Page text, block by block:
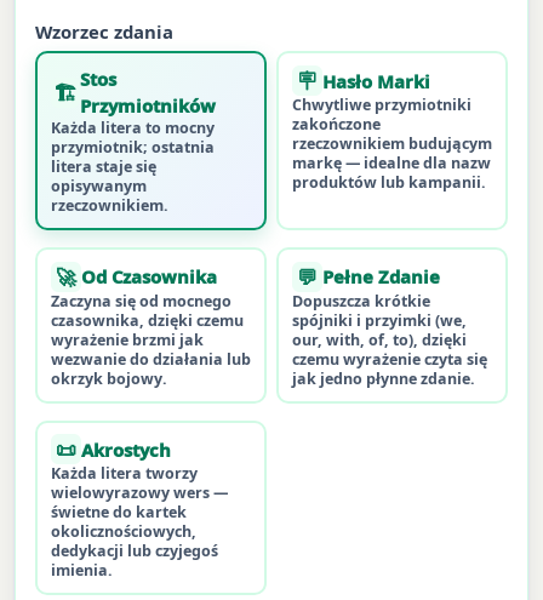
Wzorzec zdania
🏗Stos
Przymiotników
Każda litera to mocny
przymiotnik; ostatnia
litera staje się
opisywanym
rzeczownikiem.
🪧 Hasło Marki
Chwytliwe przymiotniki
zakończone
rzeczownikiem budującym
markę — idealne dla nazw
produktów lub kampanii.
🚀 Od Czasownika
Zaczyna się od mocnego
czasownika, dzięki czemu
wyrażenie brzmi jak
wezwanie do działania lub
okrzyk bojowy.
💬 Pełne Zdanie
Dopuszcza krótkie
spójniki i przyimki (we,
our, with, of, to), dzięki
czemu wyrażenie czyta się
jak jedno płynne zdanie.
📜 Akrostych
Każda litera tworzy
wielowyrazowy wers —
świetne do kartek
okolicznościowych,
dedykacji lub czyjegoś
imienia.